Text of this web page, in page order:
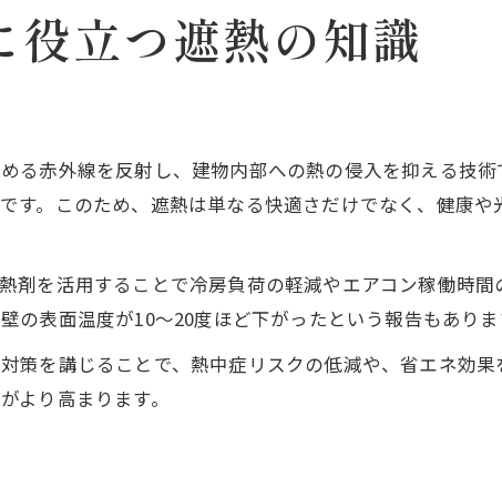
役立つ遮熱の知識
る赤外線を反射し、建物内部への熱の侵入を抑える技
す。このため、遮熱は単なる快適さだけでなく、健康
剤を活用することで冷房負荷の軽減やエアコン稼働時
表面温度が10〜20度ほど下がったという報告もありま
策を講じることで、熱中症リスクの低減や、省エネ効
より高まります。